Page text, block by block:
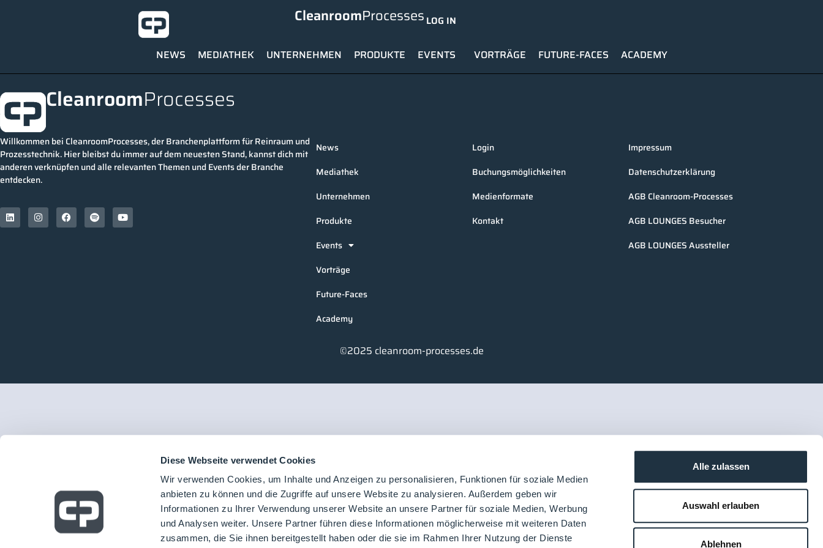
Diese Webseite verwendet Cookies
Wir verwenden Cookies, um Inhalte und Anzeigen zu personalisieren, Funktionen für soziale Medien
anbieten zu können und die Zugriffe auf unsere Website zu analysieren. Außerdem geben wir
Informationen zu Ihrer Verwendung unserer Website an unsere Partner für soziale Medien, Werbung
und Analysen weiter. Unsere Partner führen diese Informationen möglicherweise mit weiteren Daten
zusammen, die Sie ihnen bereitgestellt haben oder die sie im Rahmen Ihrer Nutzung der Dienste
Alle zulassen
Auswahl erlauben
Ablehnen
CleanroomProcesses LOG IN
NEWS MEDIATHEK UNTERNEHMEN PRODUKTE EVENTS VORTRÄGE FUTURE-FACES ACADEMY
CleanroomProcesses
Willkommen bei CleanroomProcesses, der Branchenplattform für Reinraum und
Prozesstechnik. Hier bleibst du immer auf dem neuesten Stand, kannst dich mit
anderen verknüpfen und alle relevanten Themen und Events der Branche
entdecken.
News
Mediathek
Unternehmen
Produkte
Events
Vorträge
Future-Faces
Academy
Login
Buchungsmöglichkeiten
Medienformate
Kontakt
Impressum
Datenschutzerklärung
AGB Cleanroom-Processes
AGB LOUNGES Besucher
AGB LOUNGES Aussteller
©2025 cleanroom-processes.de